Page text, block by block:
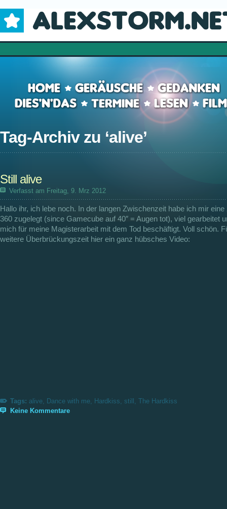
Tag-Archiv zu ‘alive’
Still alive
Verfasst am Freitag, 9. Mrz 2012
Hallo ihr, ich lebe noch. In der langen Zwischenzeit habe ich mir eine
360 zugelegt (since Gamecube auf 40″ = Augen tot), viel gearbeitet
mich für meine Magisterarbeit mit dem Tod beschäftigt. Voll schön.
weitere Überbrückungszeit hier ein ganz hübsches Video:
Tags: alive, Dance with me, Hardkiss, still , The Hardkiss
Keine Kommentare